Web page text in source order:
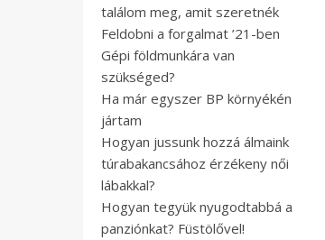
találom meg, amit szeretnék
Feldobni a forgalmat ’21-ben
Gépi földmunkára van
szükséged?
Ha már egyszer BP környékén
jártam
Hogyan jussunk hozzá álmaink
túrabakancsához érzékeny női
lábakkal?
Hogyan tegyük nyugodtabbá a
panziónkat? Füstölővel!